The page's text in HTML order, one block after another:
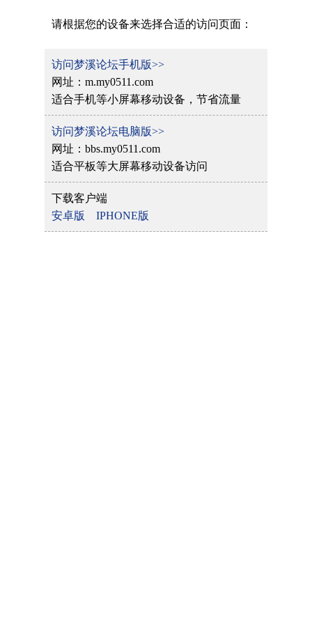
请根据您的设备来选择合适的访问页面：
访问梦溪论坛手机版>>
网址：m.my0511.com
适合手机等小屏幕移动设备，节省流量
访问梦溪论坛电脑版>>
网址：bbs.my0511.com
适合平板等大屏幕移动设备访问
下载客户端
安卓版
IPHONE版